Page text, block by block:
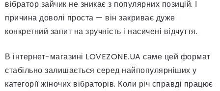
вібратор зайчик не зникає з популярних позицій. І
причина доволі проста — він закриває дуже
конкретний запит на зручність і насичені відчуття.
В інтернет-магазині LOVEZONE.UA саме цей формат
стабільно залишається серед найпопулярніших у
категорії жіночих вібраторів. Коли річ справді працює